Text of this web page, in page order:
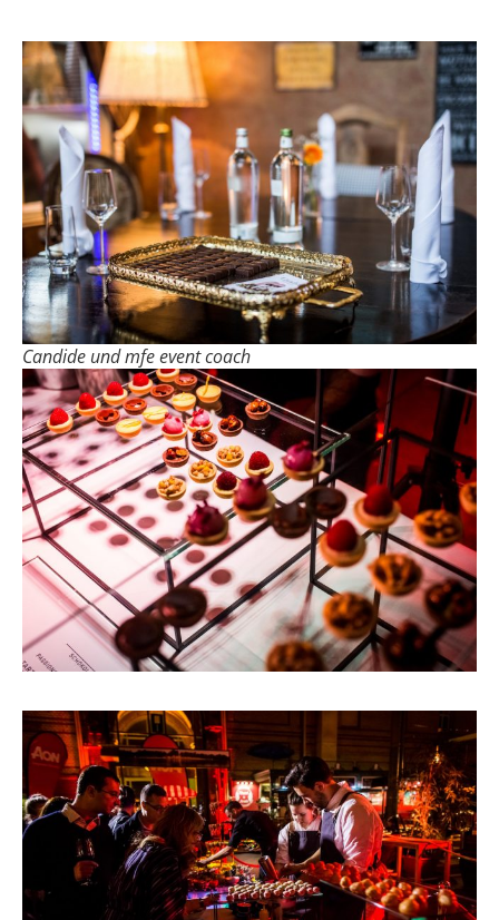
Candide und mfe event coach